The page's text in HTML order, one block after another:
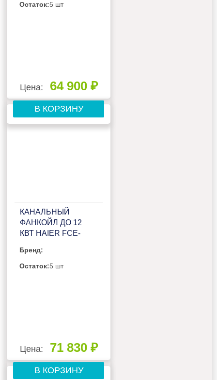
Остаток:5 шт
Цена: 64 900 ₽
В КОРЗИНУ
КАНАЛЬНЫЙ
ФАНКОЙЛ ДО 12
КВТ HAIER FCE-
Бренд:
Остаток:5 шт
Цена: 71 830 ₽
В КОРЗИНУ